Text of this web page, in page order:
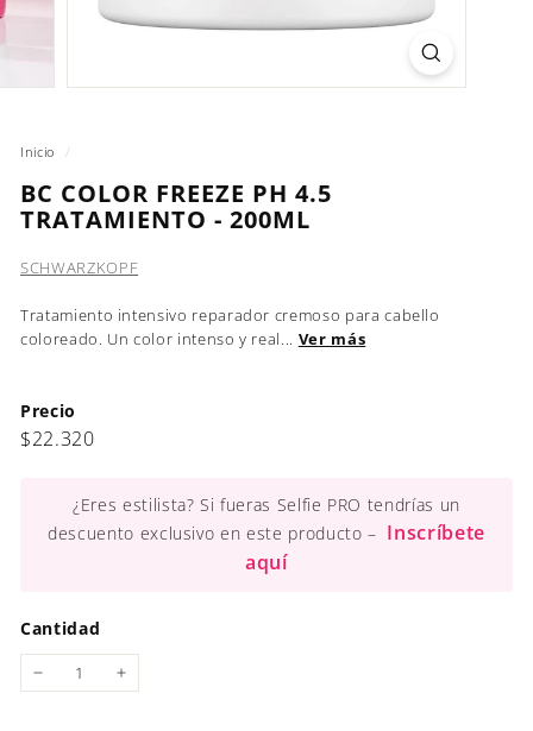
Inicio /
BC COLOR FREEZE PH 4.5
TRATAMIENTO - 200ML
SCHWARZKOPF
Tratamiento intensivo reparador cremoso para cabello
coloreado. Un color intenso y real... Ver más
Precio
Precio
$22.320$22.320
¿Eres estilista? Si fueras Selfie PRO tendrías un
descuento exclusivo en este producto – Inscríbete
aquí
Cantidad
+